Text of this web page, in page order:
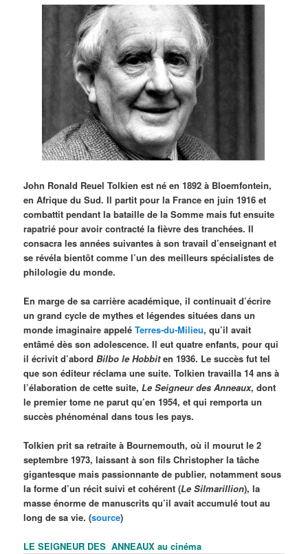
John Ronald Reuel Tolkien est né en 1892 à Bloemfontein,
en Afrique du Sud. Il partit pour la France en juin 1916 et
combattit pendant la bataille de la Somme mais fut ensuite
rapatrié pour avoir contracté la fièvre des tranchées. Il
consacra les années suivantes à son travail d’enseignant et
se révéla bientôt comme l’un des meilleurs spécialistes de
philologie du monde.
En marge de sa carrière académique, il continuait d’écrire
un grand cycle de mythes et légendes situées dans un
monde imaginaire appeléTerres-du-Milieu, qu’il avait
entâmé dès son adolescence. Il eut quatre enfants, pour qui
il écrivit d’abordBilbo le Hobbiten 1936. Le succès fut tel
que son éditeur réclama une suite. Tolkien travailla 14 ans à
l’élaboration de cette suite,Le Seigneur des Anneaux, dont
le premier tome ne parut qu’en 1954, et qui remporta un
succès phénoménal dans tous les pays.
Tolkien prit sa retraite à Bournemouth, où il mourut le 2
septembre 1973, laissant à son fils Christopher la tâche
gigantesque mais passionnante de publier, notamment sous
la forme d’un récit suivi et cohérent (Le Silmarillion), la
masse énorme de manuscrits qu’il avait accumulé tout au
long de sa vie. (source)
LE SEIGNEUR DES ANNEAUX au cinéma